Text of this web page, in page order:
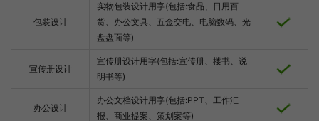
包装设计
实物包装设计用字(包括:食品、日用百
货、办公文具、五金交电、电脑数码、光
盘盘面等)
宣传册设计
宣传册设计用字(包括:宣传册、楼书、说
明书等)
办公设计
办公文档设计用字(包括:PPT、工作汇
报、商业提案、策划案等)